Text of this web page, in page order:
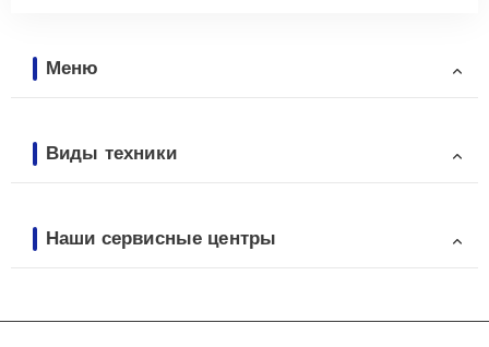
Меню
Виды техники
Наши сервисные центры